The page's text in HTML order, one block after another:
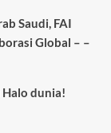
Saudi, FAI
Global – –
Halo dunia!